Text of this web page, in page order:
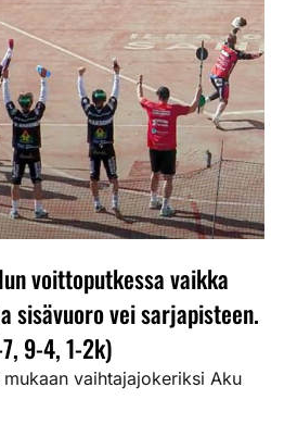
voittoputkessa vaikka
sisävuoro vei sarjapisteen.
9-4, 1-2k)
vaihtajajokeriksi Aku